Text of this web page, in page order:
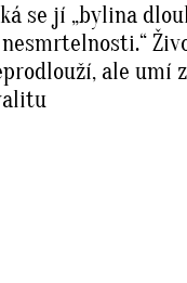
se jí „bylina
ale umí